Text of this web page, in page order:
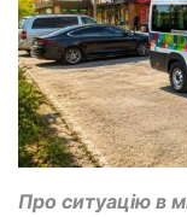
Про ситуацію в